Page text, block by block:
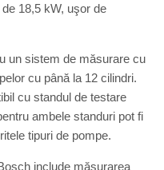
18,5 kW, uşor de
un sistem de măsurare cu
cu până la 12 cilindri.
cu standul de testare
ambele standuri pot fi
tipuri de pompe.
include măsurarea